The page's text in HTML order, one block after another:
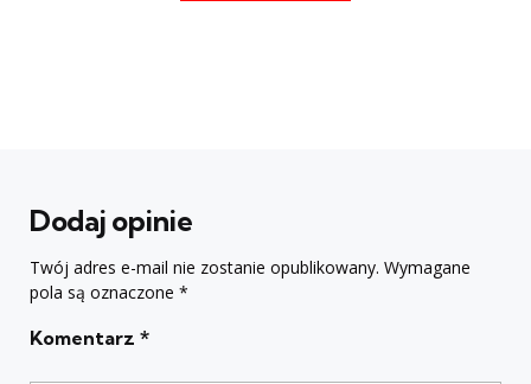
Dodaj opinie
Twój adres e-mail nie zostanie opublikowany. Wymagane
pola są oznaczone *
Komentarz *